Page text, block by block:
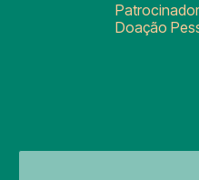
Doação